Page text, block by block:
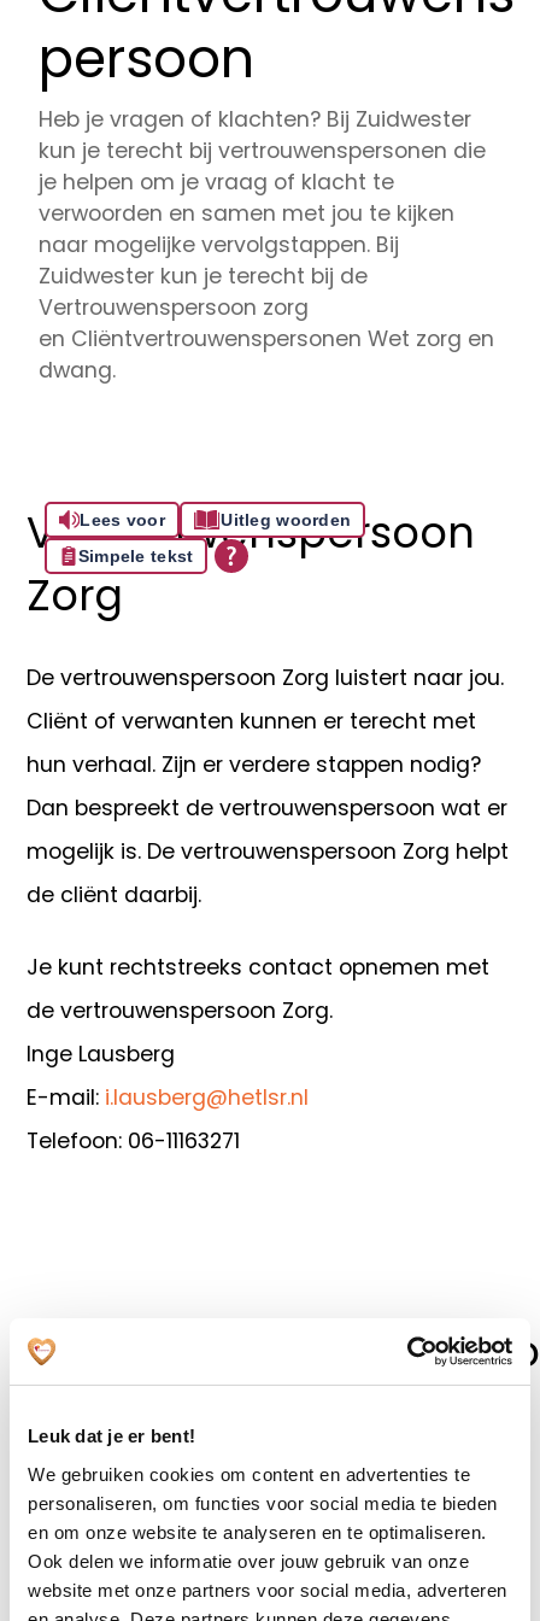
Leuk dat je er bent!
We gebruiken cookies om content en advertenties te
personaliseren, om functies voor social media te bieden
en om onze website te analyseren en te optimaliseren.
Ook delen we informatie over jouw gebruik van onze
website met onze partners voor social media, adverteren
persoon
Heb je vragen of klachten? Bij Zuidwester
kun je terecht bij vertrouwenspersonen die
je helpen om je vraag of klacht te
verwoorden en samen met jou te kijken
naar mogelijke vervolgstappen. Bij
Zuidwester kun je terecht bij de
Vertrouwenspersoon zorg
en Cliëntvertrouwenspersonen Wet zorg en
dwang.
Lees voor
Uitleg woorden
Simpele tekst
Vertrouwenspersoon
Zorg
De vertrouwenspersoon Zorg luistert naar jou.
Cliënt of verwanten kunnen er terecht met
hun verhaal. Zijn er verdere stappen nodig?
Dan bespreekt de vertrouwenspersoon wat er
mogelijk is. De vertrouwenspersoon Zorg helpt
de cliënt daarbij.
Je kunt rechtstreeks contact opnemen met
de vertrouwenspersoon Zorg.
Inge Lausberg
E-mail: i.lausberg@hetlsr.nl
Telefoon: 06-11163271
Wet zorg en dwang
De zorg die we bieden moet altijd goed zijn.
Goede zorg kan vrijwillig zijn of onvrijwillig zijn.
De zorg bij Zuidwester is vrijwillig. Alleen als